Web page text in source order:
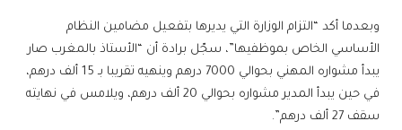
وبعدما أكد “التزام الوزارة التي يديرها بتفعيل مضامين النظام
الأساسي الخاص بموظفيها”، سجّل برادة أن “الأستاذ بالمغرب صار
يبدأ مشواره المهني بحوالي 7000 درهم وينهيه تقريبا بـ 15 ألف درهم،
في حين يبدأ المدير مشواره بحوالي 20 ألف درهم، ويلامس في نهايته
سقف 27 ألف درهم”.